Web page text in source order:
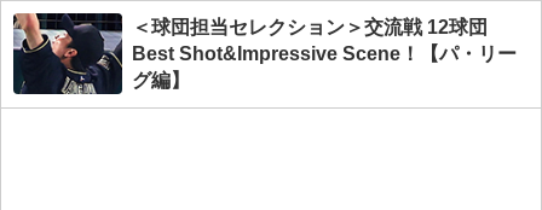
＜球団担当セレクション＞交流戦 12球団
Best Shot&Impressive Scene！【パ・リー
グ編】